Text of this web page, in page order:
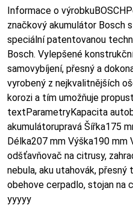
Informace o
značkový akumulátor Bosch
speciální patentovanou
Bosch. Vylepšené
samovybíjení, přesný a
vyrobený z nejkvalitnějších
korozi a tím umožňuje
textParametryKapacita
akumulátorupravá Šířka175
Délka207 mm Výška190 mm
odšťavňovač na citrusy,
nebula, aku utahovák, přesný
obehove cerpadlo, stojan na
yyyyy